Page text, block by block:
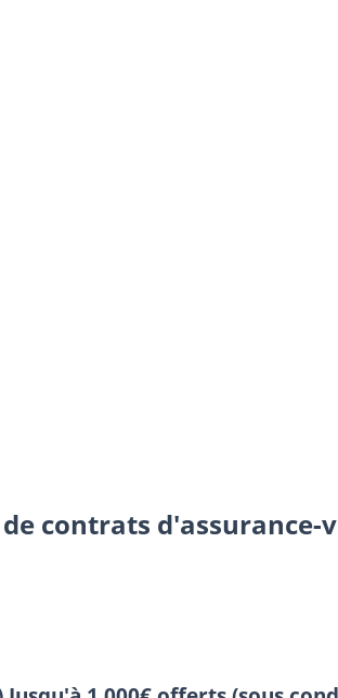
contrats d'assurance-